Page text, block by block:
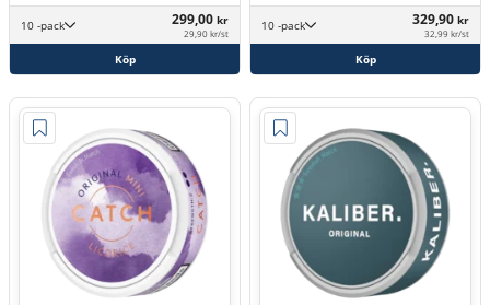
10 -pack 299,00 kr
29,90 kr/st
Köp
10 -pack 329,90 kr
32,99 kr/st
Köp